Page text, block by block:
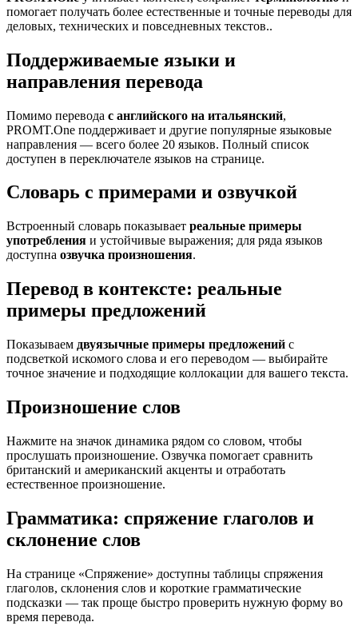
помогает получать более естественные и точные переводы для
деловых, технических и повседневных текстов..
Поддерживаемые языки и
направления перевода
Помимо перевода с английского на итальянский,
PROMT.One поддерживает и другие популярные языковые
направления — всего более 20 языков. Полный список
доступен в переключателе языков на странице.
Словарь с примерами и озвучкой
Встроенный словарь показывает реальные примеры
употребления и устойчивые выражения; для ряда языков
доступна озвучка произношения.
Перевод в контексте: реальные
примеры предложений
Показываем двуязычные примеры предложений с
подсветкой искомого слова и его переводом — выбирайте
точное значение и подходящие коллокации для вашего текста.
Произношение слов
Нажмите на значок динамика рядом со словом, чтобы
прослушать произношение. Озвучка помогает сравнить
британский и американский акценты и отработать
естественное произношение.
Грамматика: спряжение глаголов и
склонение слов
На странице «Спряжение» доступны таблицы спряжения
глаголов, склонения слов и короткие грамматические
подсказки — так проще быстро проверить нужную форму во
время перевода.